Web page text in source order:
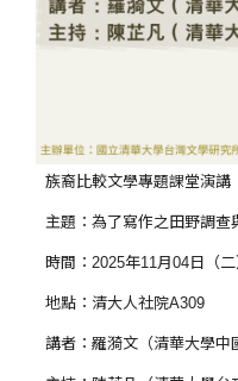
族裔比較文學專題課堂演講
主題：為了寫作之田野調查
時間： 2025年11月04日（二
地點：清大人社院A309
講者：羅漪文（清華大學中